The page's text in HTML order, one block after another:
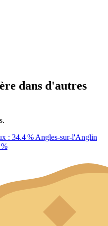
dans d'autres
: 34.4 % Angles-sur-l'Anglin